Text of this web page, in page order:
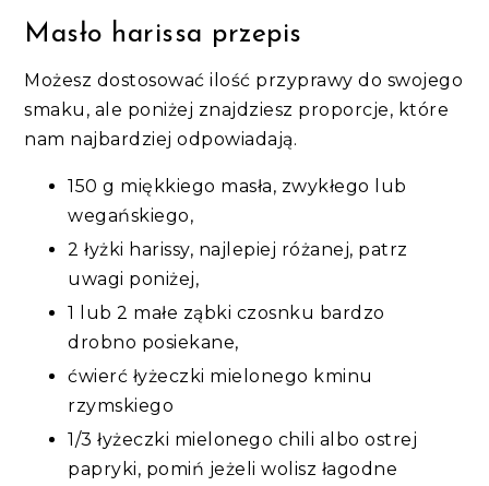
Masło harissa przepis
Możesz dostosować ilość przyprawy do swojego
smaku, ale poniżej znajdziesz proporcje, które
nam najbardziej odpowiadają.
150 g miękkiego masła, zwykłego lub
wegańskiego,
2 łyżki harissy, najlepiej różanej, patrz
uwagi poniżej,
1 lub 2 małe ząbki czosnku bardzo
drobno posiekane,
ćwierć łyżeczki mielonego kminu
rzymskiego
1/3 łyżeczki mielonego chili albo ostrej
papryki, pomiń jeżeli wolisz łagodne